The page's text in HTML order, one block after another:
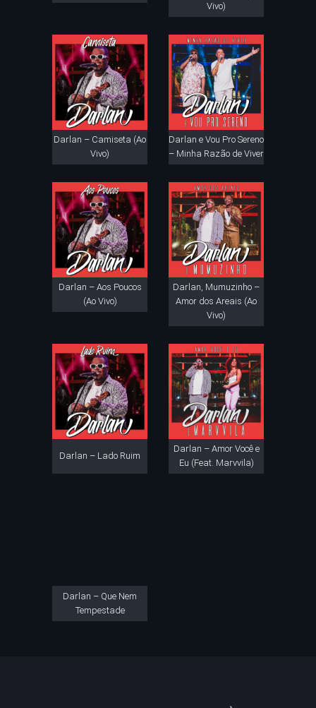
Vivo)
Darlan – Camiseta (Ao
Vivo)
Darlan e Vou Pro Sereno
– Minha Razão de Viver
Darlan – Aos Poucos
(Ao Vivo)
Darlan, Mumuzinho –
Amor dos Areais (Ao
Vivo)
Darlan – Lado Ruim
Darlan – Amor Você e
Eu (Feat. Marvvila)
Darlan – Que Nem
Tempestade